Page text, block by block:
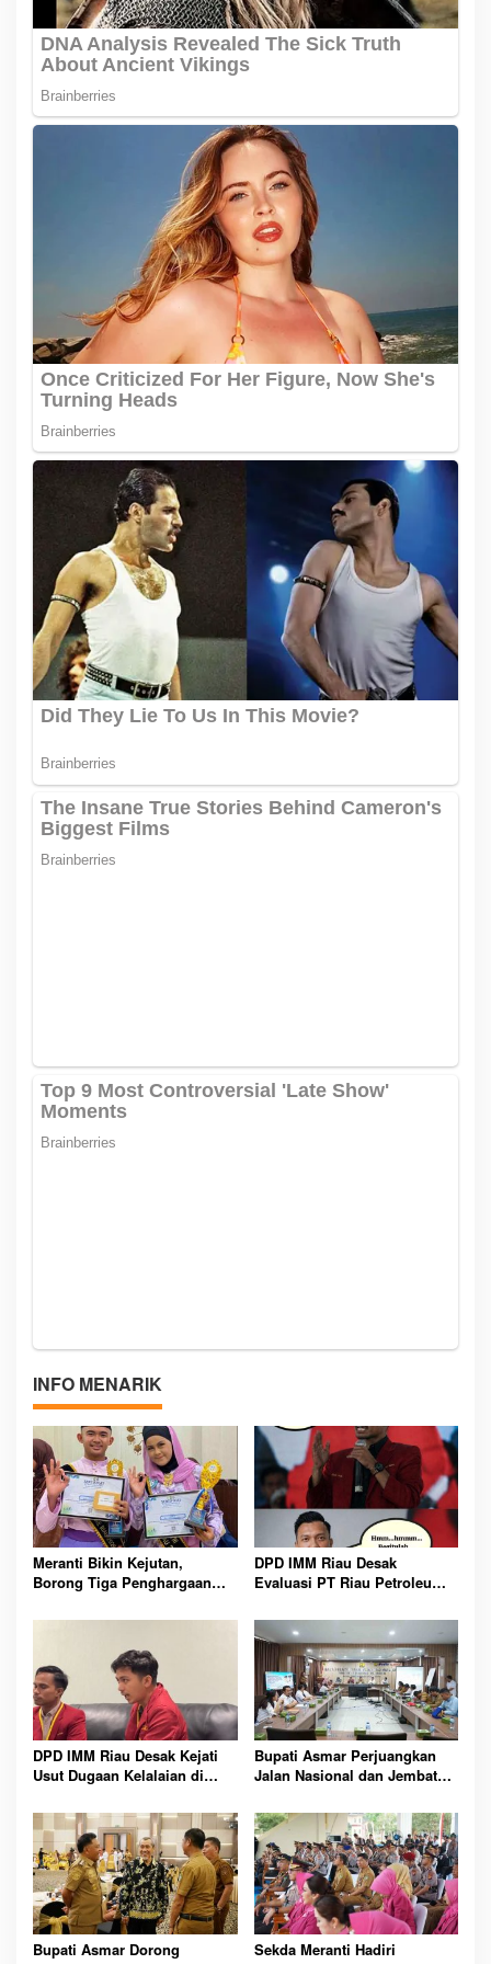
INFO MENARIK
Meranti Bikin Kejutan,
Borong Tiga Penghargaan
DPD IMM Riau Desak
Evaluasi PT Riau Petroleum
dan Kinerja Direksi
DPD IMM Riau Desak Kejati
Usut Dugaan Kelalaian di
Blackout Besar
Bupati Asmar Perjuangkan
Jalan Nasional dan Jembatan
Meranti Lebih Luas
Bupati Asmar Dorong
Sekda Meranti Hadiri